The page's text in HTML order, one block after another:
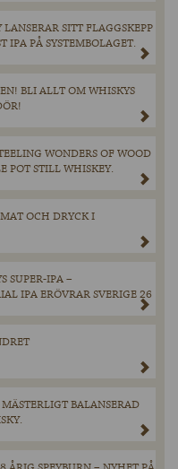
SITT FLAGGSKEPP
IPA PÅ SYSTEMBOLAGET.
BLI ALLT OM WHISKYS
WONDERS OF WOOD
POT STILL WHISKEY.
OCH DRYCK I
SUPER-IPA –
IPA ERÖVRAR SVERIGE 26
BALANSERAD